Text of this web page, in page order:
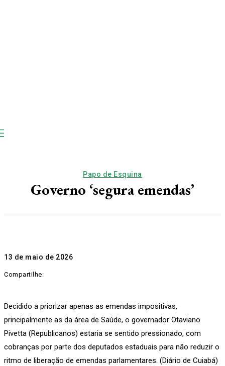
Papo de Esquina
Governo ‘segura emendas’
13 de maio de 2026
Compartilhe:
Decidido a priorizar apenas as emendas impositivas,
principalmente as da área de Saúde, o governador Otaviano
Pivetta (Republicanos) estaria se sentido pressionado, com
cobranças por parte dos deputados estaduais para não reduzir o
ritmo de liberação de emendas parlamentares. (Diário de Cuiabá)